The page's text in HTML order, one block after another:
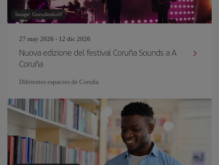
Image: Gorodenkoff
27 may 2026 - 12 dic 2026
Nuova edizione del festival Coruña Sounds a A
Coruña
Diferentes espacios de Coruña